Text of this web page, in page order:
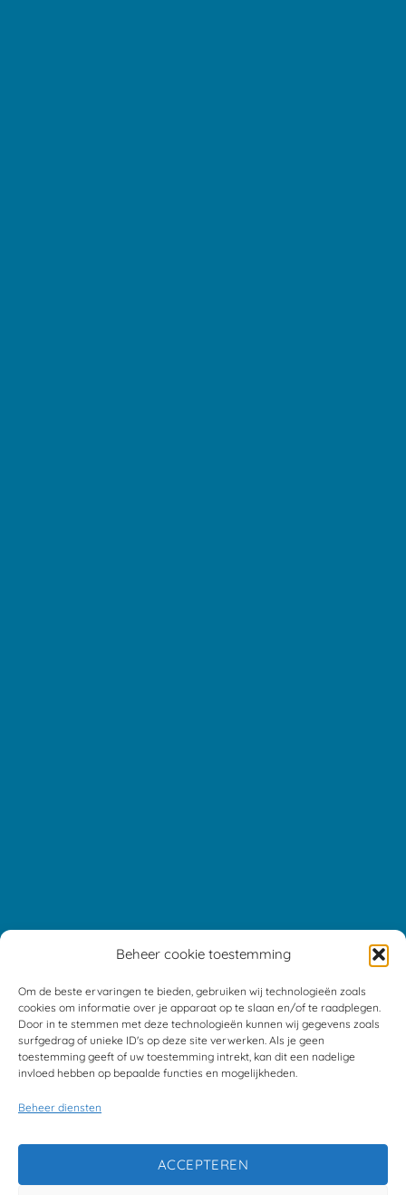
Beheer cookie toestemming
Om de beste ervaringen te bieden, gebruiken wij technologieën zoals
cookies om informatie over je apparaat op te slaan en/of te raadplegen.
Door in te stemmen met deze technologieën kunnen wij gegevens zoals
surfgedrag of unieke ID's op deze site verwerken. Als je geen
toestemming geeft of uw toestemming intrekt, kan dit een nadelige
invloed hebben op bepaalde functies en mogelijkheden.
Beheer diensten
ACCEPTEREN